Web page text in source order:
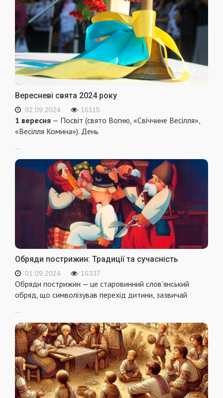
Вересневі свята 2024 року
02.09.2024 16115
1 вересня — Посвіт (свято Вогню, «Свіччине Весілля»,
«Весілля Комина»). День
Обряди пострижин: Традиції та сучасність
01.09.2024 16337
Обряди пострижин — це старовинний слов'янський
обряд, що символізував перехід дитини, зазвичай